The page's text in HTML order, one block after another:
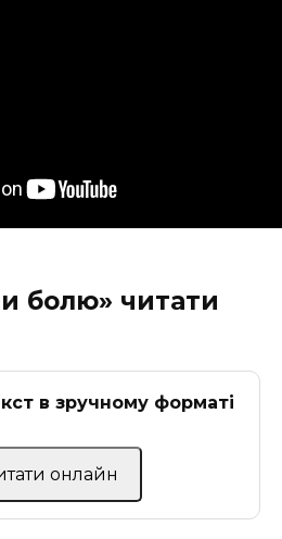
болю» читати
в зручному форматі
онлайн